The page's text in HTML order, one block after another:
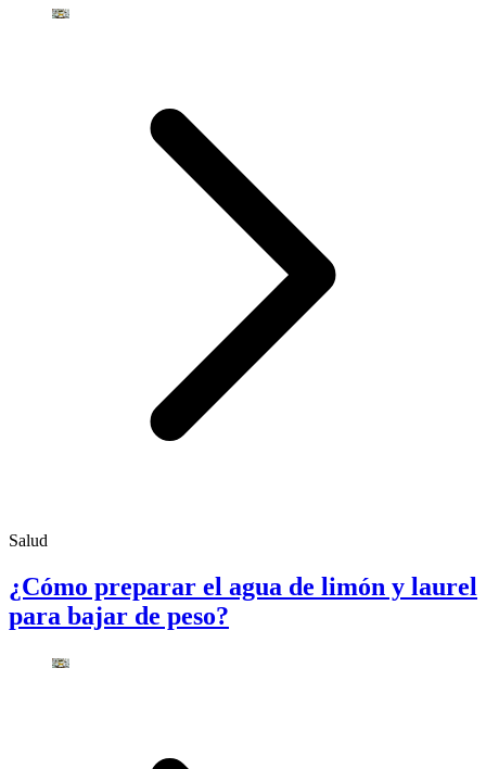
Salud
¿Cómo preparar el agua de limón y laurel
para bajar de peso?